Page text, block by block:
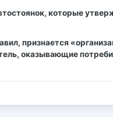
которые
признается
оказывающие